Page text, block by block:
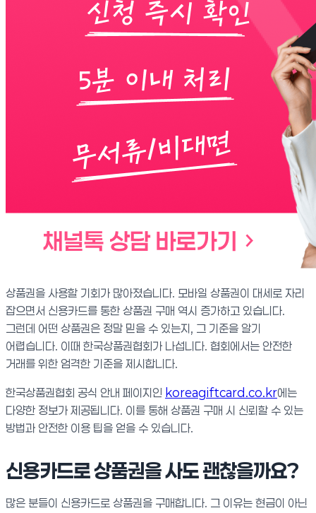
상품권을 사용할 기회가 많아졌습니다. 모바일 상품권이 대세로 자리
잡으면서 신용카드를 통한 상품권 구매 역시 증가하고 있습니다.
그런데 어떤 상품권은 정말 믿을 수 있는지, 그 기준을 알기
어렵습니다. 이때 한국상품권협회가 나섭니다. 협회에서는 안전한
거래를 위한 엄격한 기준을 제시합니다.
한국상품권협회 공식 안내 페이지인 koreagiftcard.co.kr에는
다양한 정보가 제공됩니다. 이를 통해 상품권 구매 시 신뢰할 수 있는
방법과 안전한 이용 팁을 얻을 수 있습니다.
신용카드로 상품권을 사도 괜찮을까요?
많은 분들이 신용카드로 상품권을 구매합니다. 그 이유는 현금이 아닌